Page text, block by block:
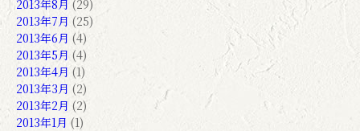
2013年8月 (29)
2013年7月 (25)
2013年6月 (4)
2013年5月 (4)
2013年4月 (1)
2013年3月 (2)
2013年2月 (2)
2013年1月 (1)